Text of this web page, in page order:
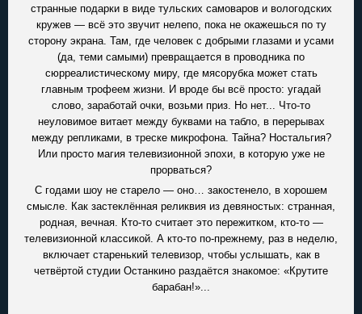
странные подарки в виде тульских самоваров и вологодских
кружев — всё это звучит нелепо, пока не окажешься по ту
сторону экрана. Там, где человек с добрыми глазами и усами
(да, теми самыми) превращается в проводника по
сюрреалистическому миру, где мясорубка может стать
главным трофеем жизни. И вроде бы всё просто: угадай
слово, заработай очки, возьми приз. Но нет... Что-то
неуловимое витает между буквами на табло, в перерывах
между репликами, в треске микрофона. Тайна? Ностальгия?
Или просто магия телевизионной эпохи, в которую уже не
прорваться?
С годами шоу не старело — оно… закостенело, в хорошем
смысле. Как застеклённая реликвия из девяностых: странная,
родная, вечная. Кто-то считает это пережитком, кто-то —
телевизионной классикой. А кто-то по-прежнему, раз в неделю,
включает старенький телевизор, чтобы услышать, как в
четвёртой студии Останкино раздаётся знакомое: «Крутите
барабан!»...